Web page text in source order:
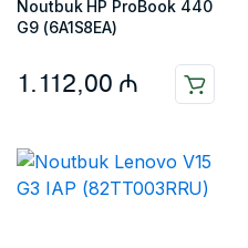
Noutbuk HP ProBook 440
G9 (6A1S8EA)
1.112,00 ₼